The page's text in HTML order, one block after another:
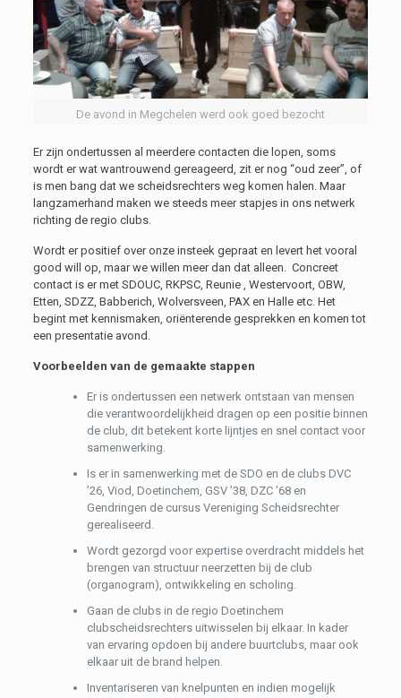
De avond in Megchelen werd ook goed bezocht
Er zijn ondertussen al meerdere contacten die lopen, soms
wordt er wat wantrouwend gereageerd, zit er nog “oud zeer”, of
is men bang dat we scheidsrechters weg komen halen. Maar
langzamerhand maken we steeds meer stapjes in ons netwerk
richting de regio clubs.
Wordt er positief over onze insteek gepraat en levert het vooral
good will op, maar we willen meer dan dat alleen. Concreet
contact is er met SDOUC, RKPSC, Reunie , Westervoort, OBW,
Etten, SDZZ, Babberich, Wolversveen, PAX en Halle etc. Het
begint met kennismaken, oriënterende gesprekken en komen tot
een presentatie avond.
Voorbeelden van de gemaakte stappen
Er is ondertussen een netwerk ontstaan van mensen
die verantwoordelijkheid dragen op een positie binnen
de club, dit betekent korte lijntjes en snel contact voor
samenwerking.
Is er in samenwerking met de SDO en de clubs DVC
’26, Viod, Doetinchem, GSV ’38, DZC ’68 en
Gendringen de cursus Vereniging Scheidsrechter
gerealiseerd.
Wordt gezorgd voor expertise overdracht middels het
brengen van structuur neerzetten bij de club
(organogram), ontwikkeling en scholing.
Gaan de clubs in de regio Doetinchem
clubscheidsrechters uitwisselen bij elkaar. In kader
van ervaring opdoen bij andere buurtclubs, maar ook
elkaar uit de brand helpen.
Inventariseren van knelpunten en indien mogelijk